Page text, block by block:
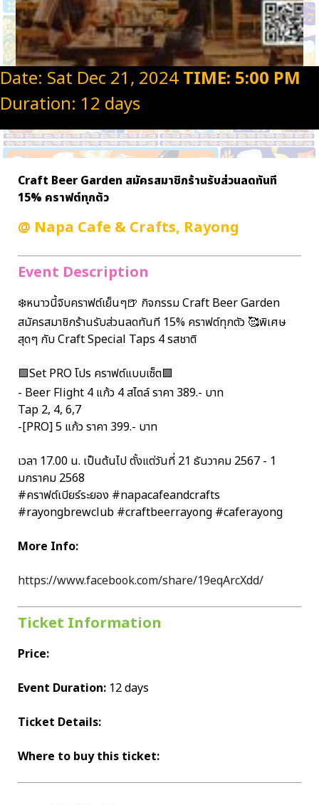
Date: Sat Dec 21, 2024TIME: 5:00 PM
Duration: 12 days
Craft Beer Garden สมัครสมาชิกร้านรับส่วนลดทันที
15% คราฟต์ทุกตัว
@ Napa Cafe & Crafts, Rayong
Event Description
❄️หนาวนี้จิบคราฟต์เย็นๆ🍺 กิจกรรม Craft Beer Garden
สมัครสมาชิกร้านรับส่วนลดทันที 15% คราฟต์ทุกตัว 🥰พิเศษ
สุดๆ กับ Craft Special Taps 4 รสชาติ
🟩Set PRO โปร คราฟต์แบบเซ็ต🟩
- Beer Flight 4 แก้ว 4 สไตล์ ราคา 389.- บาท
Tap 2, 4, 6,7
-[PRO] 5 แก้ว ราคา 399.- บาท
เวลา 17.00 น. เป็นต้นไป ตั้งแต่วันที่ 21 ธันวาคม 2567 - 1
มกราคม 2568
#คราฟต์เบียร์ระยอง #napacafeandcrafts
#rayongbrewclub #craftbeerrayong #caferayong
More Info:
https://www.facebook.com/share/19eqArcXdd/
Ticket Information
Price:
Event Duration: 12 days
Ticket Details:
Where to buy this ticket: